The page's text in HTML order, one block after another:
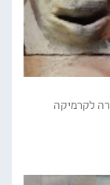
לקרמיקה